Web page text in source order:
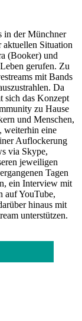
in der Münchner
aktuellen Situation
(Booker) und
gerufen. Zu
mit Bands
Da
sich das Konzept
zu Hause
und Menschen,
weiterhin eine
Auflockerung
via Skype,
jeweiligen
Tagen
ein Interview mit
auf YouTube,
hinaus mit
unterstützen.